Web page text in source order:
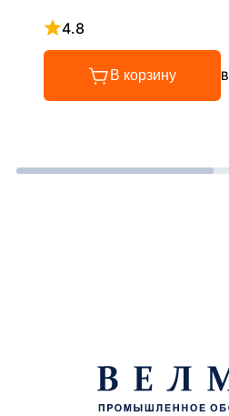
4.8
Рейтинг 4.8 из 5
В корзину